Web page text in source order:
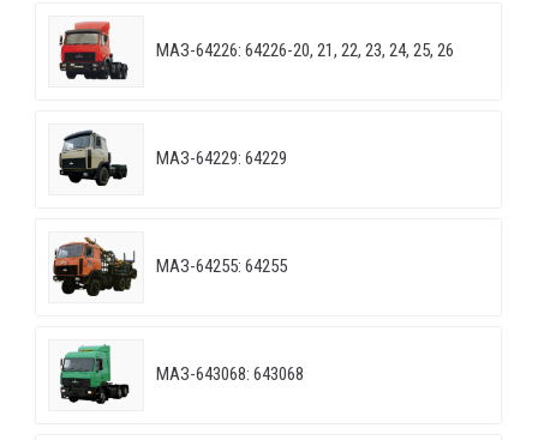
МАЗ-64226: 64226-20, 21, 22, 23, 24, 25, 26
МАЗ-64229: 64229
МАЗ-64255: 64255
МАЗ-643068: 643068